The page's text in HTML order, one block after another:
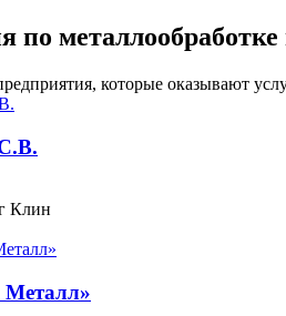
по металлообработке
которые оказывают
Клин